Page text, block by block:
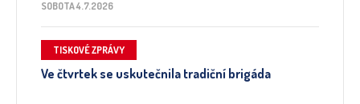
SOBOTA 4.7.2026
TISKOVÉ ZPRÁVY
Ve čtvrtek se uskutečnila tradiční brigáda